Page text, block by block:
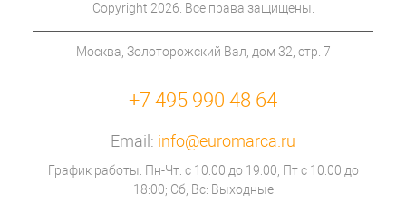
Copyright 2026. Все права защищены.
Москва, Золоторожский Вал, дом 32, стр. 7
+7 495 990 48 64
Email: info@euromarca.ru
График работы: Пн-Чт: с 10:00 до 19:00; Пт с 10:00 до
18:00; Сб, Вс: Выходные